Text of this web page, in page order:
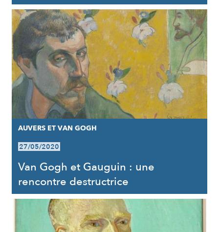
AUVERS ET VAN GOGH
27/05/2020
Van Gogh et Gauguin : une
rencontre destructrice